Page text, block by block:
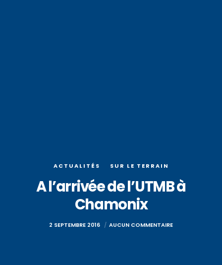
ACTUALITÉS SUR LE TERRAIN
A l’arrivée de l’UTMB à
Chamonix
2 SEPTEMBRE 2016 AUCUN COMMENTAIRE